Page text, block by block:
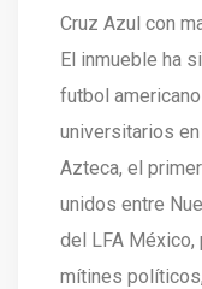
Cruz Azul con
El inmueble ha
futbol
universitarios
Azteca, el
unidos entre
del LFA México,
mítines